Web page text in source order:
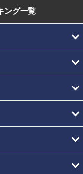
ング一覧